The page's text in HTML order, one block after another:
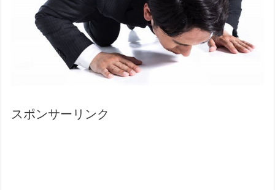
スポンサーリンク